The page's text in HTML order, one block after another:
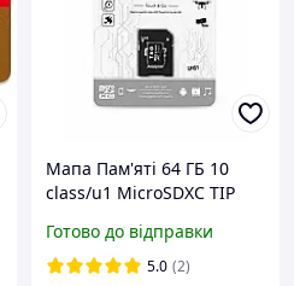
Мапа Пам'яті 64 ГБ 10
class/u1 MicroSDXC TIP
Готово до відправки
5.0 (2)